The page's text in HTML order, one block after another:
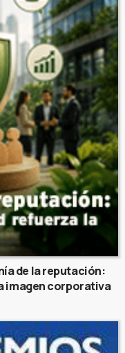
de la reputación:
imagen corporativa